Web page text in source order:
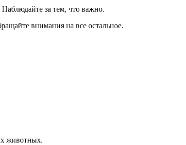
Наблюдайте за тем, что важно.
внимания на все остальное.
животных.